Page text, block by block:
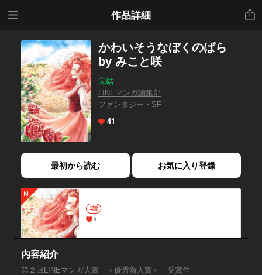
作品詳細
共有
かわいそうなぼくのばら
by みこと咲
完結
LINEマンガ編集部
ファンタジー・SF
41
最初から読む お気に入り登録
1話
41
内容紹介
第２回LINEマンガ大賞 ＜優秀新人賞＞ 受賞作